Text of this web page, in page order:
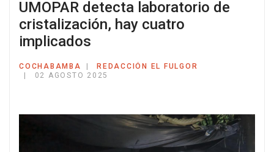
UMOPAR detecta laboratorio de
cristalización, hay cuatro
implicados
COCHABAMBA
REDACCIÓN EL FULGOR
02 AGOSTO 2025